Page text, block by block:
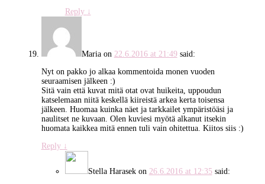
Reply ↓
Mariaon 22.6.2016 at 21:49 said:
Nyt on pakko jo alkaa kommentoida monen vuoden
seuraamisen jälkeen :)
Sitä vain että kuvat mitä otat ovat huikeita, uppoudun
katselemaan niitä keskellä kiireistä arkea kerta toisensa
jälkeen. Huomaa kuinka näet ja tarkkailet ympäristöäsi ja
naulitset ne kuvaan. Olen kuviesi myötä alkanut itsekin
huomata kaikkea mitä ennen tuli vain ohitettua. Kiitos siis :)
Reply ↓
Stella Harasekon 26.6.2016 at 12:35 said: